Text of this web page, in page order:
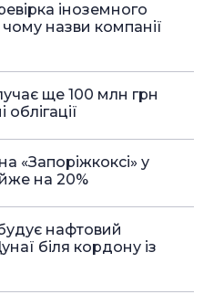
іноземного
назви компанії
ще 100 млн грн
облігації
«Запоріжкоксі» у
на 20%
нафтовий
біля кордону із